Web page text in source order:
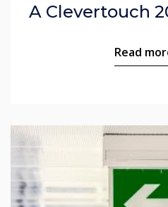
A Clevertouch
Read